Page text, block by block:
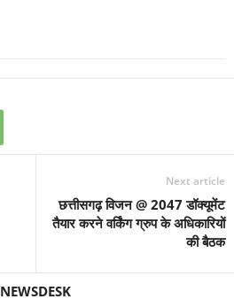
Next article
छत्तीसगढ़ विजन @ 2047 डॉक्यूमेंट
तैयार करने वर्किंग ग्रुप के अधिकारियों
की बैठक
NEWSDESK